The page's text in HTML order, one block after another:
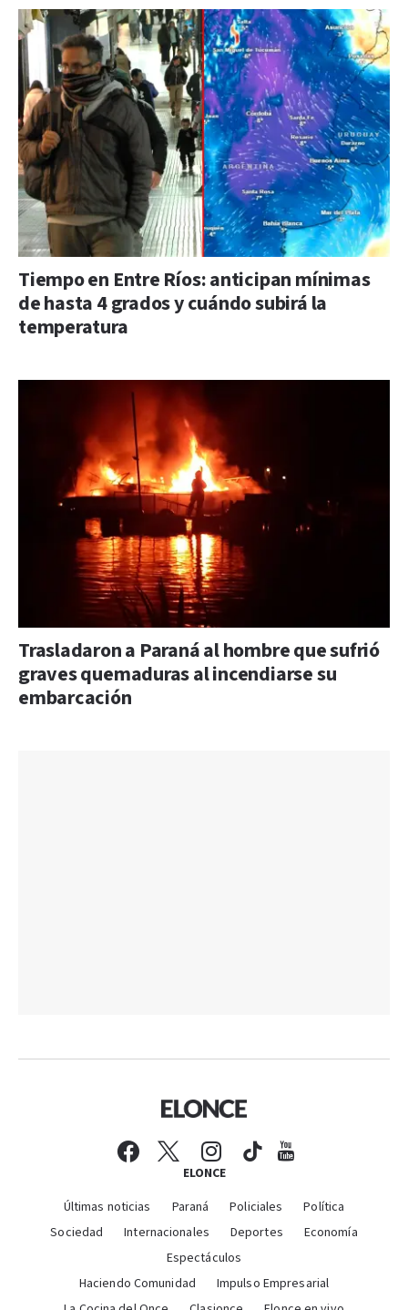
Tiempo en Entre Ríos: anticipan mínimas
de hasta 4 grados y cuándo subirá la
temperatura
Trasladaron a Paraná al hombre que sufrió
graves quemaduras al incendiarse su
embarcación
ELONCE
Últimas noticias Paraná Policiales
Política
Sociedad
Internacionales Deportes
Economía
Espectáculos
Haciendo Comunidad
Impulso Empresarial